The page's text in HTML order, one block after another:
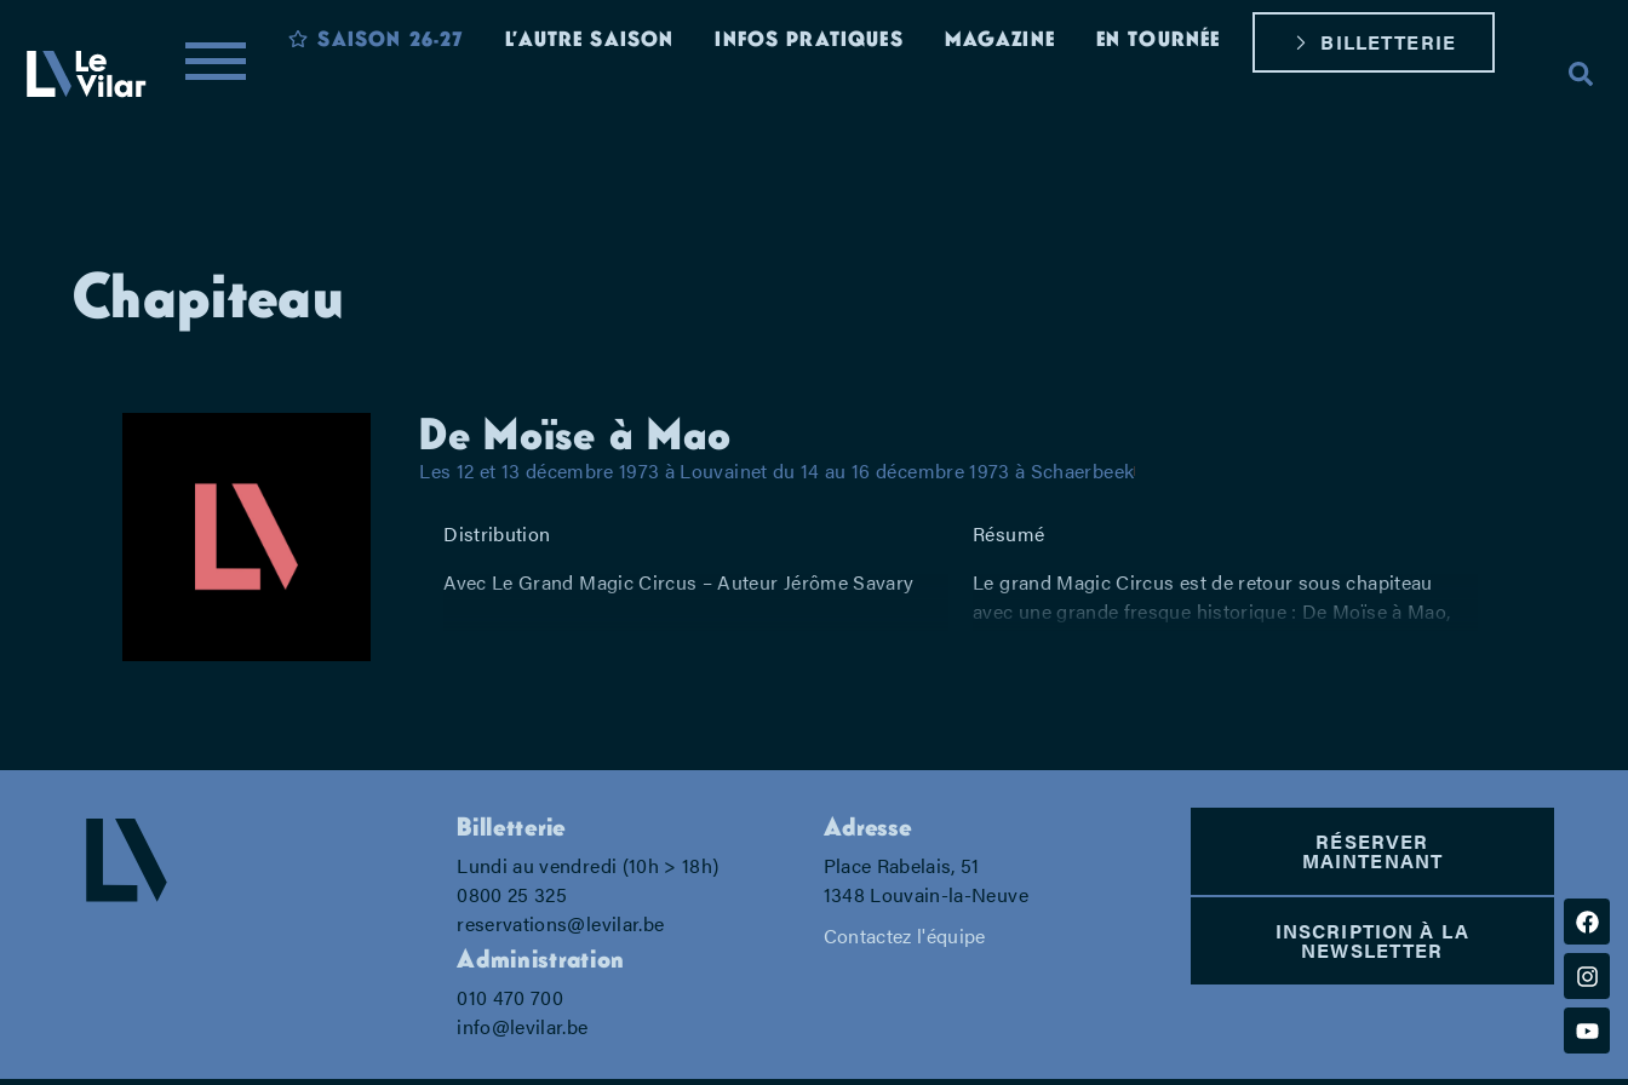
SAISON 26-27 L’AUTRE SAISON INFOS PRATIQUES MAGAZINE EN TOURNÉE BILLETTERIE
Chapiteau
De Moïse à Mao
Les 12 et 13 décembre 1973 à Louvainet du 14 au 16 décembre 1973 à Schaerbeek
Distribution
Avec Le Grand Magic Circus – Auteur Jérôme Savary
Résumé
Le grand Magic Circus est de retour sous chapiteau
avec une grande fresque historique : De Moïse à Mao,
Billetterie
Lundi au vendredi (10h > 18h)
0800 25 325
reservations@levilar.be
Administration
010 470 700
info@levilar.be
Adresse
Place Rabelais, 51
1348 Louvain-la-Neuve
Contactez l'équipe
RÉSERVER
MAINTENANT
INSCRIPTION À LA
NEWSLETTER